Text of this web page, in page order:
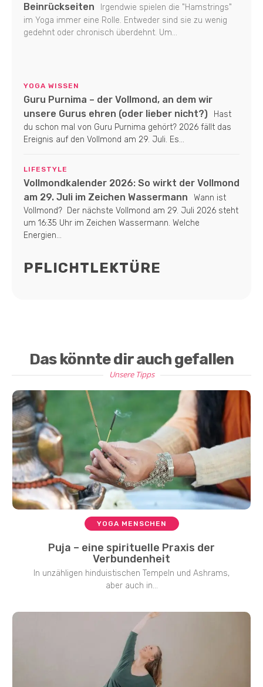
Beinrückseiten
Irgendwie spielen die "Hamstrings"
im Yoga immer eine Rolle. Entweder sind sie zu wenig
gedehnt oder chronisch überdehnt. Um...
YOGA WISSEN
Guru Purnima – der Vollmond, an dem wir
unsere Gurus ehren (oder lieber nicht?)
Hast
du schon mal von Guru Purnima gehört? 2026 fällt das
Ereignis auf den Vollmond am 29. Juli. Es...
LIFESTYLE
Vollmondkalender 2026: So wirkt der Vollmond
am 29. Juli im Zeichen Wassermann
Wann ist
Vollmond? Der nächste Vollmond am 29. Juli 2026 steht
um 16:35 Uhr im Zeichen Wassermann. Welche
Energien...
PFLICHTLEKTÜRE
Das könnte dir auch gefallen
Unsere Tipps
YOGA MENSCHEN
Puja – eine spirituelle Praxis der
Verbundenheit
In unzähligen hinduistischen Tempeln und Ashrams,
aber auch in...